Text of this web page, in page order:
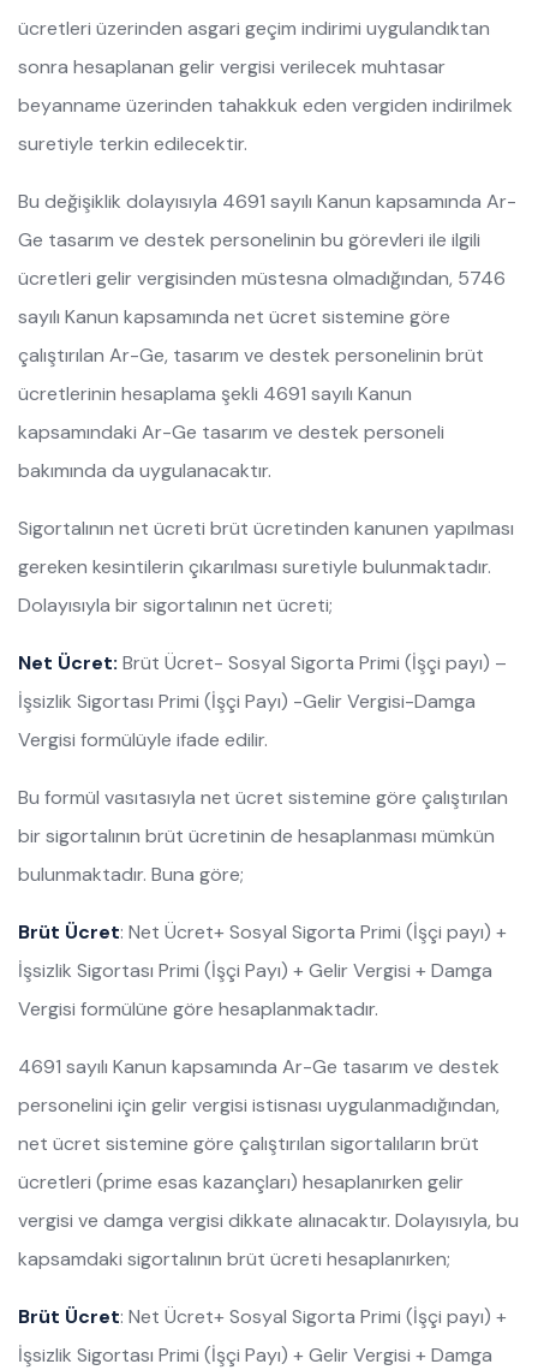
ücretleri üzerinden asgari geçim indirimi uygulandıktan
sonra hesaplanan gelir vergisi verilecek muhtasar
beyanname üzerinden tahakkuk eden vergiden indirilmek
suretiyle terkin edilecektir.
Bu değişiklik dolayısıyla 4691 sayılı Kanun kapsamında Ar-
Ge tasarım ve destek personelinin bu görevleri ile ilgili
ücretleri gelir vergisinden müstesna olmadığından, 5746
sayılı Kanun kapsamında net ücret sistemine göre
çalıştırılan Ar-Ge, tasarım ve destek personelinin brüt
ücretlerinin hesaplama şekli 4691 sayılı Kanun
kapsamındaki Ar-Ge tasarım ve destek personeli
bakımında da uygulanacaktır.
Sigortalının net ücreti brüt ücretinden kanunen yapılması
gereken kesintilerin çıkarılması suretiyle bulunmaktadır.
Dolayısıyla bir sigortalının net ücreti;
Net Ücret: Brüt Ücret- Sosyal Sigorta Primi (İşçi payı) –
İşsizlik Sigortası Primi (İşçi Payı) -Gelir Vergisi-Damga
Vergisi formülüyle ifade edilir.
Bu formül vasıtasıyla net ücret sistemine göre çalıştırılan
bir sigortalının brüt ücretinin de hesaplanması mümkün
bulunmaktadır. Buna göre;
Brüt Ücret: Net Ücret+ Sosyal Sigorta Primi (İşçi payı) +
İşsizlik Sigortası Primi (İşçi Payı) + Gelir Vergisi + Damga
Vergisi formülüne göre hesaplanmaktadır.
4691 sayılı Kanun kapsamında Ar-Ge tasarım ve destek
personelini için gelir vergisi istisnası uygulanmadığından,
net ücret sistemine göre çalıştırılan sigortalıların brüt
ücretleri (prime esas kazançları) hesaplanırken gelir
vergisi ve damga vergisi dikkate alınacaktır. Dolayısıyla, bu
kapsamdaki sigortalının brüt ücreti hesaplanırken;
Brüt Ücret: Net Ücret+ Sosyal Sigorta Primi (İşçi payı) +
İşsizlik Sigortası Primi (İşçi Payı) + Gelir Vergisi + Damga